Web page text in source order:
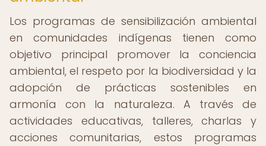
Los programas de sensibilización ambiental
en comunidades indígenas tienen como
objetivo principal promover la conciencia
ambiental, el respeto por la biodiversidad y la
adopción de prácticas sostenibles en
armonía con la naturaleza. A través de
actividades educativas, talleres, charlas y
acciones comunitarias, estos programas